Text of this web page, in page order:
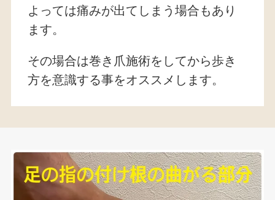
よっては痛みが出てしまう場合もあり
ます。
その場合は巻き爪施術をしてから歩き
方を意識する事をオススメします。